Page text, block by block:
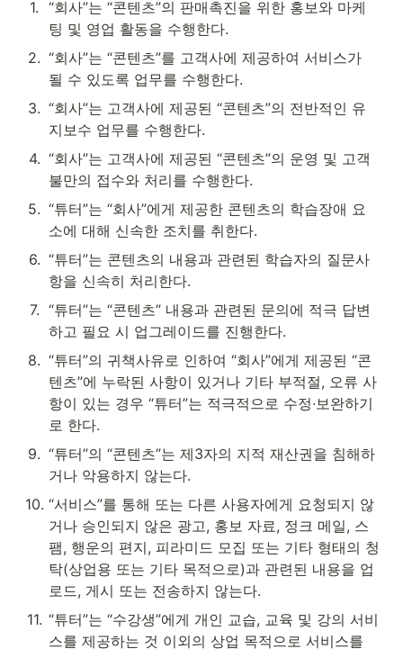
1. “회사”는 “콘텐츠”의 판매촉진을 위한 홍보와 마케
팅 및 영업 활동을 수행한다.
2. “회사”는 “콘텐츠”를 고객사에 제공하여 서비스가
될 수 있도록 업무를 수행한다.
3. “회사”는 고객사에 제공된 “콘텐츠”의 전반적인 유
지보수 업무를 수행한다.
4. “회사”는 고객사에 제공된 “콘텐츠”의 운영 및 고객
불만의 접수와 처리를 수행한다.
5. “튜터”는 “회사”에게 제공한 콘텐츠의 학습장애 요
소에 대해 신속한 조치를 취한다.
6. “튜터”는 콘텐츠의 내용과 관련된 학습자의 질문사
항을 신속히 처리한다.
7. “튜터”는 “콘텐츠” 내용과 관련된 문의에 적극 답변
하고 필요 시 업그레이드를 진행한다.
8. “튜터”의 귀책사유로 인하여 “회사”에게 제공된 “콘
텐츠”에 누락된 사항이 있거나 기타 부적절, 오류 사
항이 있는 경우 “튜터”는 적극적으로 수정∙보완하기
로 한다.
9. “튜터”의 “콘텐츠”는 제3자의 지적 재산권을 침해하
거나 악용하지 않는다.
10. “서비스”를 통해 또는 다른 사용자에게 요청되지 않
거나 승인되지 않은 광고, 홍보 자료, 정크 메일, 스
팸, 행운의 편지, 피라미드 모집 또는 기타 형태의 청
탁(상업용 또는 기타 목적으로)과 관련된 내용을 업
로드, 게시 또는 전송하지 않는다.
11. “튜터”는 “수강생”에게 개인 교습, 교육 및 강의 서비
스를 제공하는 것 이외의 상업 목적으로 서비스를